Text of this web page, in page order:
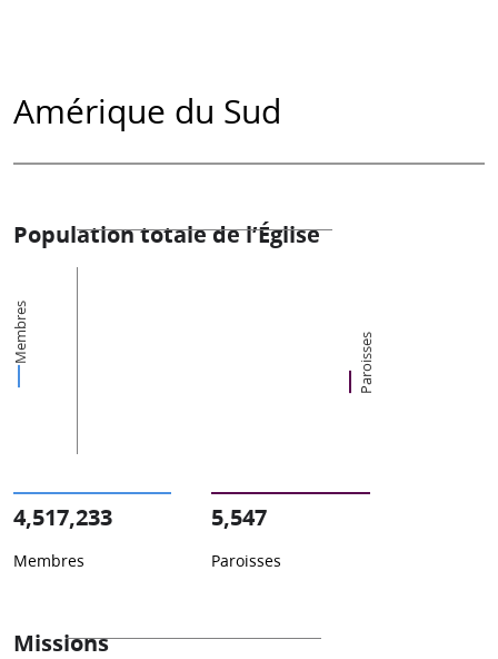
Amérique du Sud
Population totale de l’Église
Membres Paroisses
4,517,233
Membres
5,547
Paroisses
Missions